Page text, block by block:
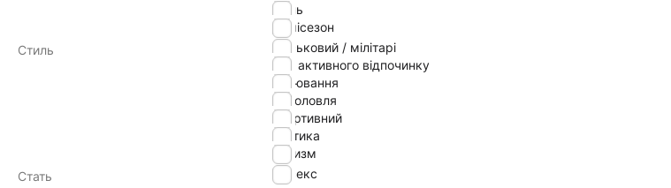
осінь
демісезон
Стиль
військовий / мілітарі
для активного відпочинку
полювання
риболовля
спортивний
тактика
туризм
Стать
Унісекс